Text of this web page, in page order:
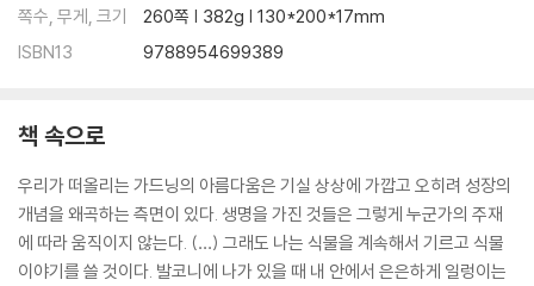
쪽수, 무게, 크기
260쪽 | 382g | 130*200*17mm
ISBN13
9788954699389
책 속으로
우리가 떠올리는 가드닝의 아름다움은 기실 상상에 가깝고 오히려 성장의
개념을 왜곡하는 측면이 있다. 생명을 가진 것들은 그렇게 누군가의 주재
에 따라 움직이지 않는다. (…) 그래도 나는 식물을 계속해서 기르고 식물
이야기를 쓸 것이다. 발코니에 나가 있을 때 내 안에서 은은하게 일렁이는